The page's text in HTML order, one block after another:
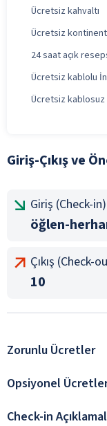
Ücretsiz kahvaltı
Ücretsiz
24 saat açık
Ücretsiz kablolu
Ücretsiz
Giriş-Çıkış ve
Giriş (Check-in)
öğlen-
Çıkış (Check-
10
Zorunlu Ücretler
Opsiyonel
Check-in